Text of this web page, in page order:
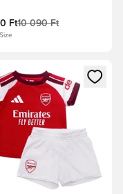
Ft10 090 Ft
vagy a tagként
egy modált a